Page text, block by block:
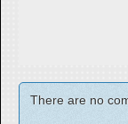
There are no